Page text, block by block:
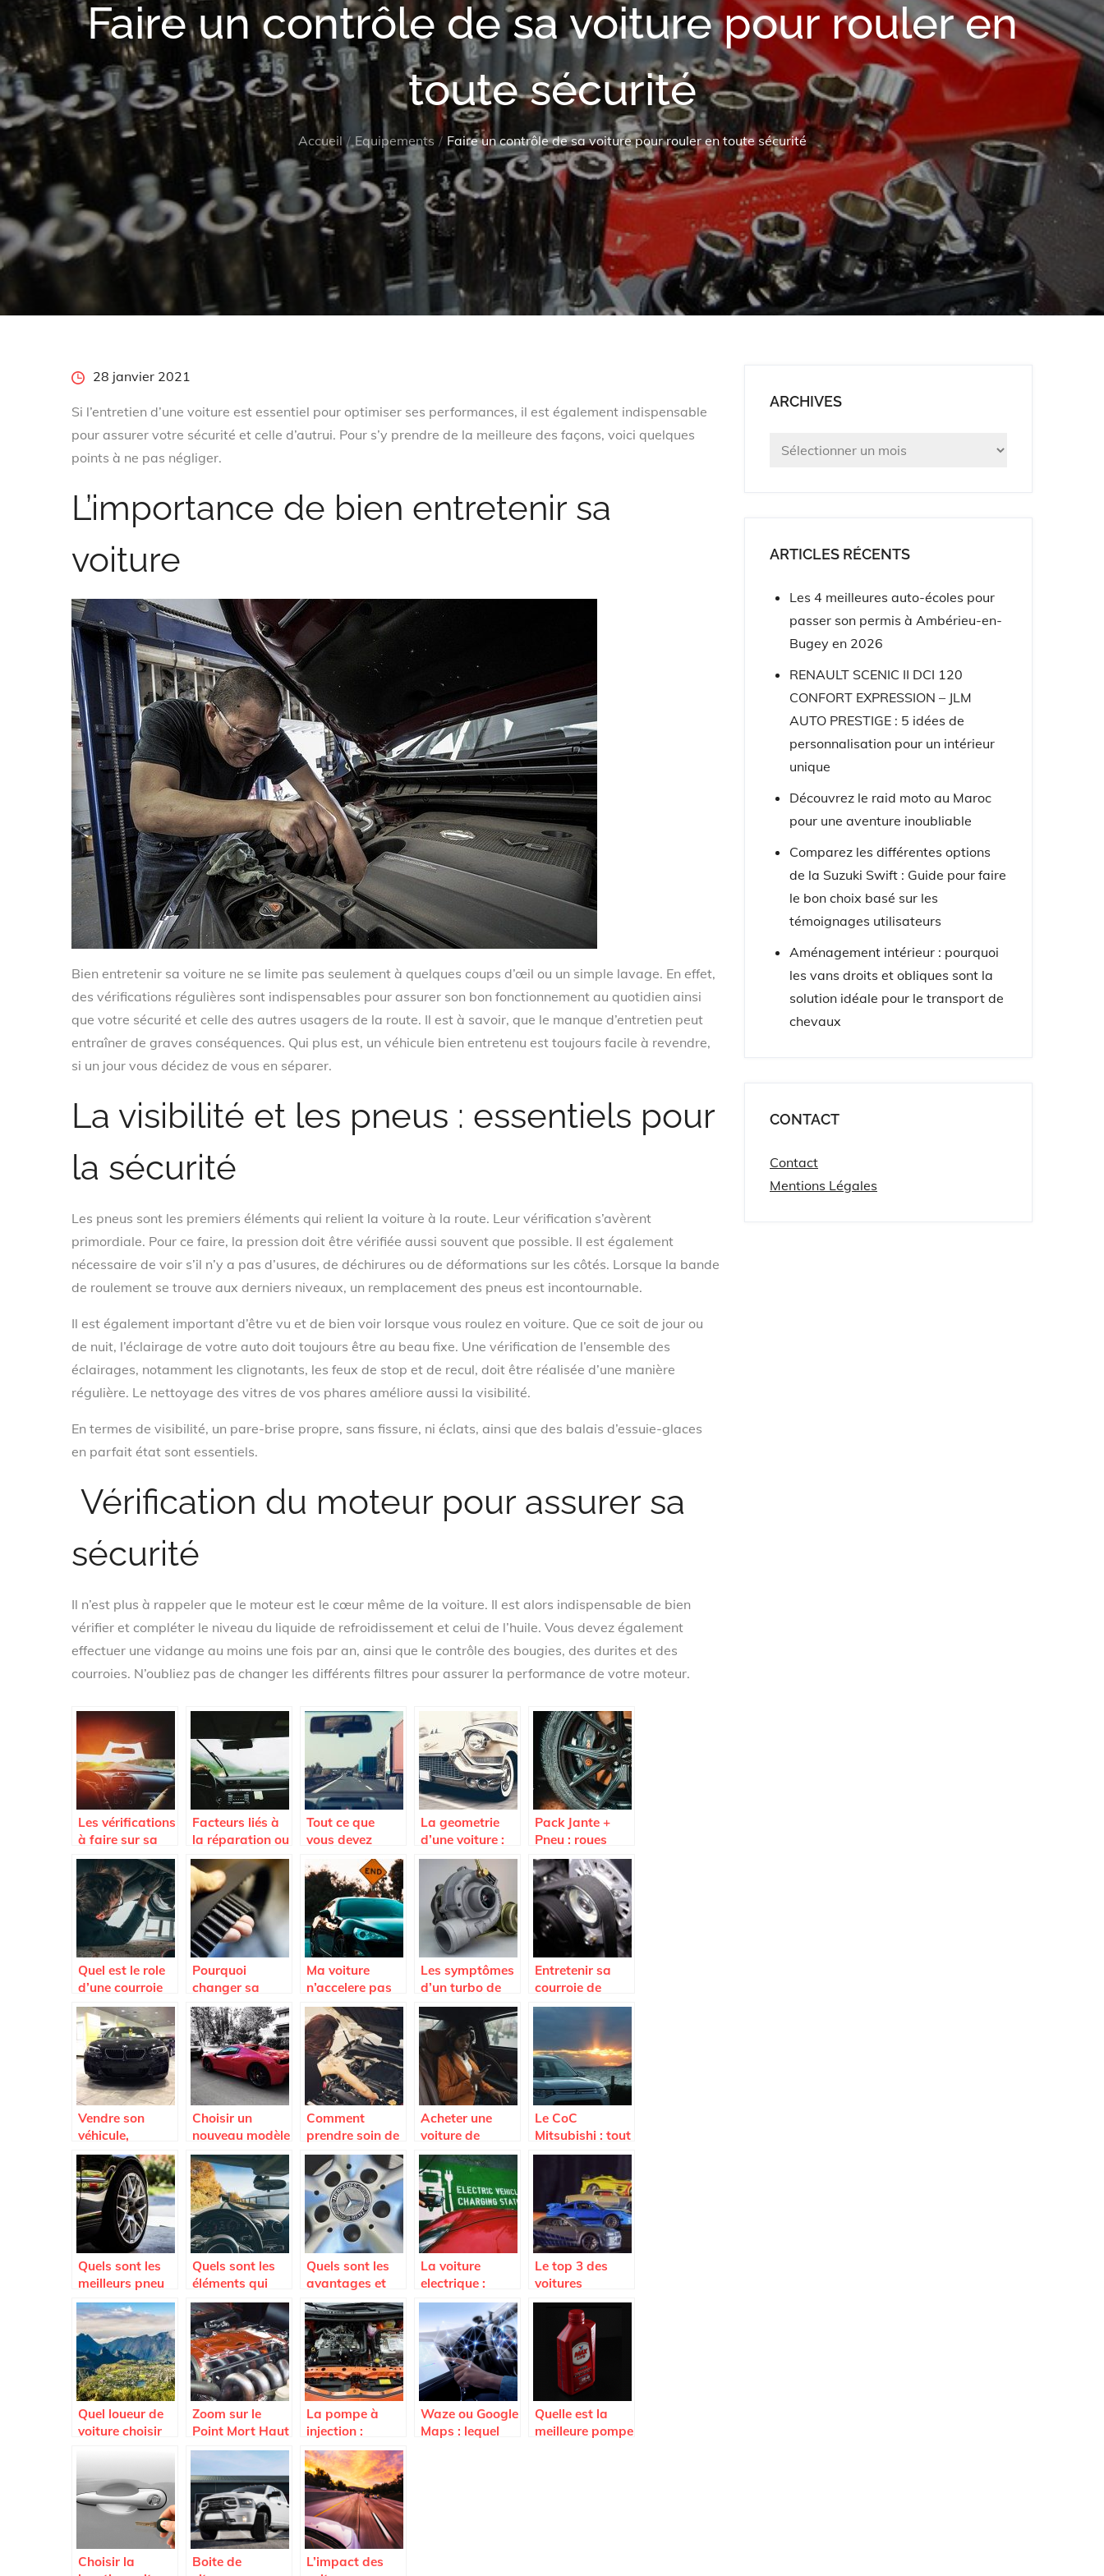
Faire un contrôle de sa voiture pour rouler en
toute sécurité
Accueil Equipements Faire un contrôle de sa voiture pour rouler en toute sécurité
Posted28 janvier 2021
Si l’entretien d’une voiture est essentiel pour optimiser ses performances, il est également indispensable
pour assurer votre sécurité et celle d’autrui. Pour s’y prendre de la meilleure des façons, voici quelques
points à ne pas négliger.
L’importance de bien entretenir sa
voiture
Bien entretenir sa voiture ne se limite pas seulement à quelques coups d’œil ou un simple lavage. En effet,
des vérifications régulières sont indispensables pour assurer son bon fonctionnement au quotidien ainsi
que votre sécurité et celle des autres usagers de la route. Il est à savoir, que le manque d’entretien peut
entraîner de graves conséquences. Qui plus est, un véhicule bien entretenu est toujours facile à revendre,
si un jour vous décidez de vous en séparer.
La visibilité et les pneus : essentiels pour
la sécurité
Les pneus sont les premiers éléments qui relient la voiture à la route. Leur vérification s’avèrent
primordiale. Pour ce faire, la pression doit être vérifiée aussi souvent que possible. Il est également
nécessaire de voir s’il n’y a pas d’usures, de déchirures ou de déformations sur les côtés. Lorsque la bande
de roulement se trouve aux derniers niveaux, un remplacement des pneus est incontournable.
Il est également important d’être vu et de bien voir lorsque vous roulez en voiture. Que ce soit de jour ou
de nuit, l’éclairage de votre auto doit toujours être au beau fixe. Une vérification de l’ensemble des
éclairages, notamment les clignotants, les feux de stop et de recul, doit être réalisée d’une manière
régulière. Le nettoyage des vitres de vos phares améliore aussi la visibilité.
En termes de visibilité, un pare-brise propre, sans fissure, ni éclats, ainsi que des balais d’essuie-glaces
en parfait état sont essentiels.
Vérification du moteur pour assurer sa
sécurité
Il n’est plus à rappeler que le moteur est le cœur même de la voiture. Il est alors indispensable de bien
vérifier et compléter le niveau du liquide de refroidissement et celui de l’huile. Vous devez également
effectuer une vidange au moins une fois par an, ainsi que le contrôle des bougies, des durites et des
courroies. N’oubliez pas de changer les différents filtres pour assurer la performance de votre moteur.
Les vérifications
à faire sur sa
voiture pour un
long trajet.
Facteurs liés à
la réparation ou
au
remplacement
du pare-brise
Tout ce que
vous devez
savoir avant
l’achat d’un
pare-brise de
voiture
La geometrie
d’une voiture :
quand et
pourquoi la
faire ?
Pack Jante +
Pneu : roues
completes pas
cheres sur
Avatacar.com
Quel est le role
d’une courroie
d’alternateur
Pourquoi
changer sa
courroie de
distribution
Renault ?
Ma voiture
n’accelere pas
plus; est-ce que
je dois changer
l’embrayage ?
Les symptômes
d’un turbo de
voiture HS et les
causes de
l’endommagem
ent
Entretenir sa
courroie de
distribution
son moteur
Vendre son
véhicule,
comment faire ?
Choisir un
nouveau modèle
de voiture.
Comment
prendre soin de
sa voiture ?
Acheter une
voiture de
seconde main,
focus sur le côté
administratif
Le CoC
Mitsubishi : tout
savoir sur ce
document
indispensable
Quels sont les
meilleurs pneu
de la marque
Hankook ?
Quels sont les
éléments qui
peuvent
endommager le
pare-brise
d’une voiture ?
Quels sont les
avantages et
limites des
jantes en tole et
celles en alu ?
La voiture
electrique :
quels
avantages ?
Le top 3 des
voitures
utilisees dans
Fast and
Furious
Quel loueur de
voiture choisir
Zoom sur le
Point Mort Haut
d’une voiture
La pompe à
injection :
comment faire
pour tester son
électrovanne ?
Waze ou Google
Maps : lequel
Quelle est la
meilleure pompe
Choisir la
Boite de
L’impact des
ARCHIVES
Archives
ARTICLES RÉCENTS
Les 4 meilleures auto-écoles pour
passer son permis à Ambérieu-en-
Bugey en 2026
RENAULT SCENIC II DCI 120
CONFORT EXPRESSION – JLM
AUTO PRESTIGE : 5 idées de
personnalisation pour un intérieur
unique
Découvrez le raid moto au Maroc
pour une aventure inoubliable
Comparez les différentes options
de la Suzuki Swift : Guide pour faire
le bon choix basé sur les
témoignages utilisateurs
Aménagement intérieur : pourquoi
les vans droits et obliques sont la
solution idéale pour le transport de
chevaux
CONTACT
Contact
Mentions Légales